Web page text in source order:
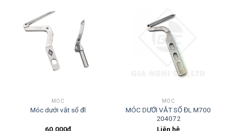
MÓC
Móc dưới vắt sổ đl
60.000₫
MÓC
MÓC DƯỚI VẮT SỔ ĐL M700
204072
Liên hệ